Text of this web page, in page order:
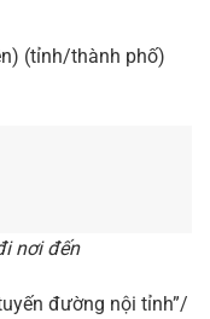
(tỉnh/thành phố)
nơi đến
đường nội tỉnh”/